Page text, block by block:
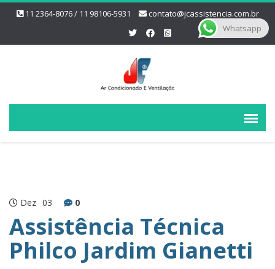
11 2364-8076 / 11 98106-5931 contato@jcassistencia.com.br
Dez 03 0
Assistência Técnica
Philco Jardim Gianetti
Whatsapp